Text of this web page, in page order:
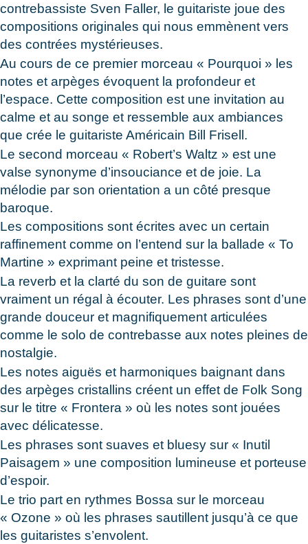
contrebassiste Sven Faller, le guitariste joue des
compositions originales qui nous emmènent vers
des contrées mystérieuses.
Au cours de ce premier morceau « Pourquoi » les
notes et arpèges évoquent la profondeur et
l’espace. Cette composition est une invitation au
calme et au songe et ressemble aux ambiances
que crée le guitariste Américain Bill Frisell.
Le second morceau « Robert’s Waltz » est une
valse synonyme d’insouciance et de joie. La
mélodie par son orientation a un côté presque
baroque.
Les compositions sont écrites avec un certain
raffinement comme on l’entend sur la ballade « To
Martine » exprimant peine et tristesse.
La reverb et la clarté du son de guitare sont
vraiment un régal à écouter. Les phrases sont d’une
grande douceur et magnifiquement articulées
comme le solo de contrebasse aux notes pleines de
nostalgie.
Les notes aiguës et harmoniques baignant dans
des arpèges cristallins créent un effet de Folk Song
sur le titre « Frontera » où les notes sont jouées
avec délicatesse.
Les phrases sont suaves et bluesy sur « Inutil
Paisagem » une composition lumineuse et porteuse
d’espoir.
Le trio part en rythmes Bossa sur le morceau
« Ozone » où les phrases sautillent jusqu’à ce que
les guitaristes s’envolent.